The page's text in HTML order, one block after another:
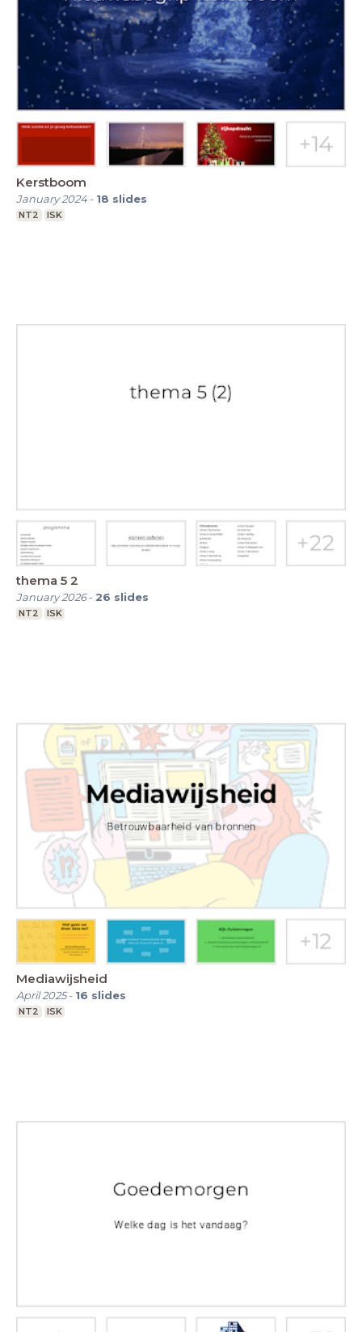
Kerstboom
January 2024- 18 slides
NT2 ISK
thema 5 2
January 2026- 26 slides
NT2 ISK
Mediawijsheid
April 2025- 16 slides
NT2 ISK